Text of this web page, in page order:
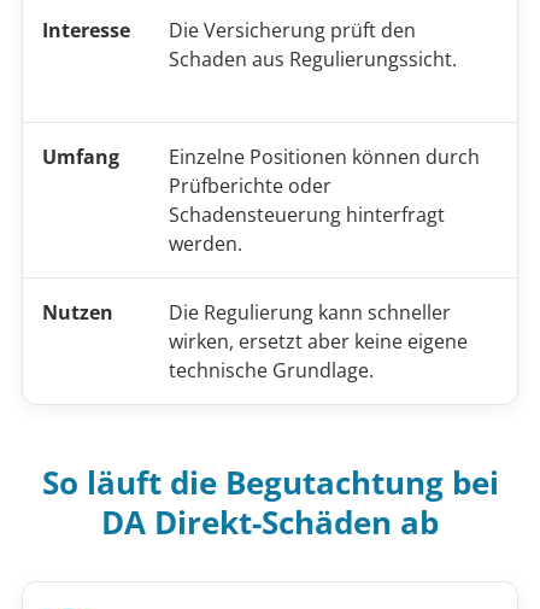
Interesse
Die Versicherung prüft den
Schaden aus Regulierungssicht.
Umfang
Einzelne Positionen können durch
Prüfberichte oder
Schadensteuerung hinterfragt
werden.
Nutzen
Die Regulierung kann schneller
wirken, ersetzt aber keine eigene
technische Grundlage.
So läuft die Begutachtung bei
DA Direkt-Schäden ab